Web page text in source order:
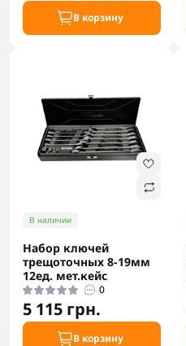
В корзину
В наличии
Набор ключей
трещоточных 8-19мм
12ед. мет.кейс
0
5 115 грн.
В корзину